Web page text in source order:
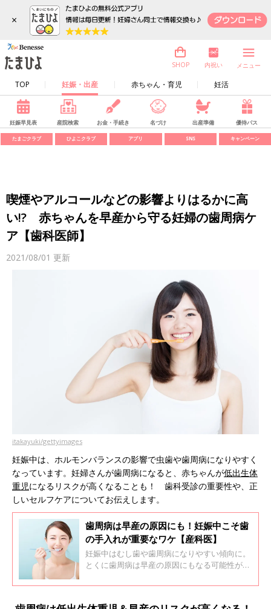
×
TOP 妊娠・出産 赤ちゃん・育児 妊活
SHOP 内祝い メニュー
妊娠早見表 産院検索 お金・手続き 名づけ 出産準備 優待パス
たまごクラブ ひよこクラブ アプリ SNS キャンペーン
喫煙やアルコールなどの影響よりはるかに高
い!? 赤ちゃんを早産から守る妊婦の歯周病ケ
ア【歯科医師】
2021/08/01 更新
itakayuki/gettyimages
妊娠中は、ホルモンバランスの影響で虫歯や歯周病になりやすく
なっています。妊婦さんが歯周病になると、赤ちゃんが低出生体
重児になるリスクが高くなることも！ 歯科受診の重要性や、正
しいセルフケアについてお伝えします。
歯周病は早産の原因にも！妊娠中こそ歯
の手入れが重要なワケ【産科医】
妊娠中はむし歯や歯周病になりやすい傾向に。
とくに歯周病は早産の原因にもなる可能性があ
本充弘先生に詳しくお聞きしました。